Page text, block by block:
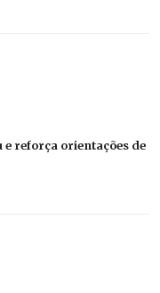
reforça orientações de